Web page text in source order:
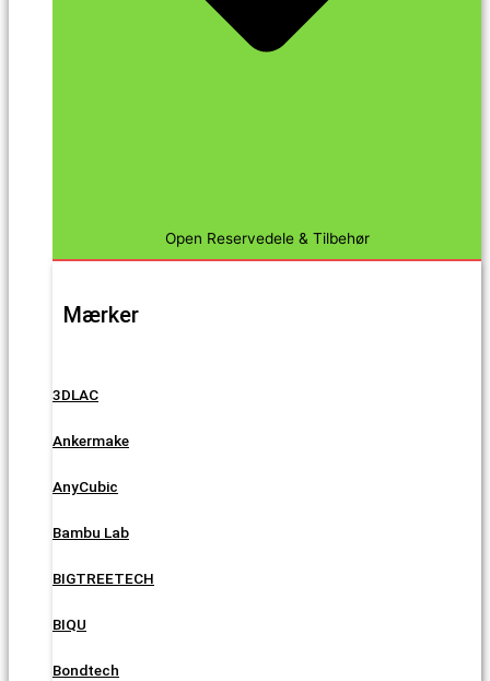
Open Reservedele & Tilbehør
Mærker
3DLAC
Ankermake
AnyCubic
Bambu Lab
BIGTREETECH
BIQU
Bondtech